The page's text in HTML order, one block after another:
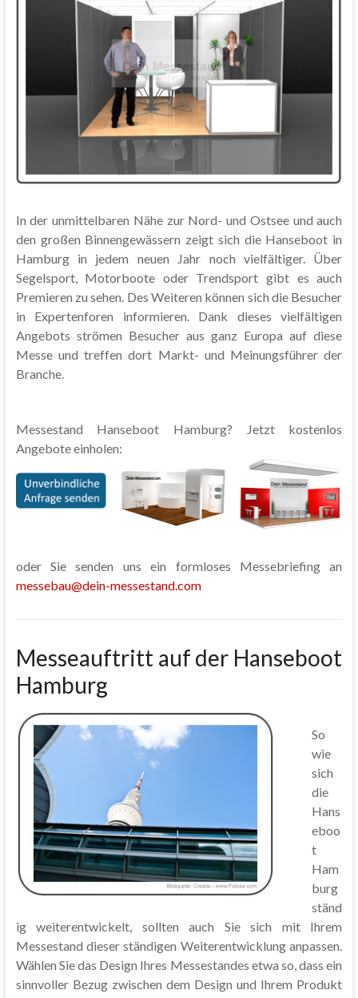
In der unmittelbaren Nähe zur Nord- und Ostsee und auch
den großen Binnengewässern zeigt sich die Hanseboot in
Hamburg in jedem neuen Jahr noch vielfältiger. Über
Segelsport, Motorboote oder Trendsport gibt es auch
Premieren zu sehen. Des Weiteren können sich die Besucher
in Expertenforen informieren. Dank dieses vielfältigen
Angebots strömen Besucher aus ganz Europa auf diese
Messe und treffen dort Markt- und Meinungsführer der
Branche.
Messestand Hanseboot Hamburg? Jetzt kostenlos
Angebote einholen:
oder Sie senden uns ein formloses Messebriefing an
messebau@dein-messestand.com
Messeauftritt auf der Hanseboot
Hamburg
So
wie
sich
die
Hans
eboo
t
Ham
burg
ständ
ig weiterentwickelt, sollten auch Sie sich mit Ihrem
Messestand dieser ständigen Weiterentwicklung anpassen.
Wählen Sie das Design Ihres Messestandes etwa so, dass ein
sinnvoller Bezug zwischen dem Design und Ihrem Produkt